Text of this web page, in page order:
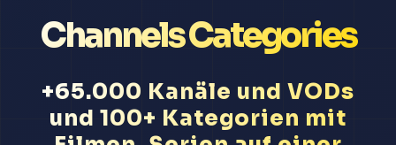
Channels Categories
+65.000 Kanäle und VODs
und 100+ Kategorien mit